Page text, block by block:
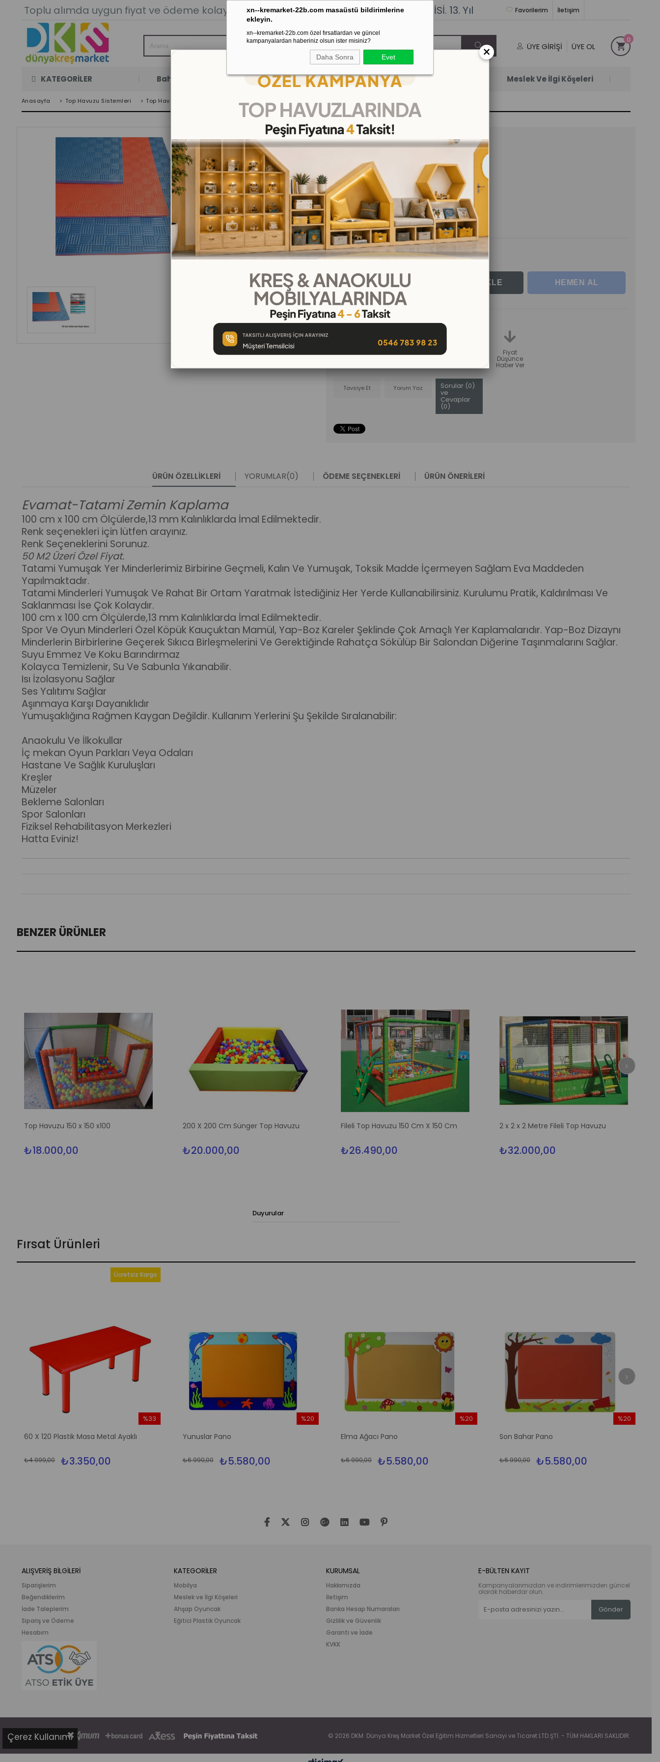
xn--kremarket-22b.com masaüstü bildirimlerine
ekleyin.
xn--kremarket-22b.com özel fırsatlardan ve güncel
kampanyalardan haberiniz olsun ister misiniz?
Daha Sonra Evet
Toplu alımda uygun fiyat ve ödeme kolaylığı. Stoktan Gönderim.% 100İADEGARANTİSİ. 13. Yıl İletişim
Favorilerim
ÜYE GIRIŞI ÜYE OL
0
KATEGORİLER Bahçe Oyun Odası Kaydırak Salıncak Tahterevalli Çok Satanlar Meslek Ve İlgi Köşeleri
Anasayfa > Top Havuzu Sistemleri > Top Havuzu Ve Trambolinler Evamat Zemin 100*100*13 mm
Evamat Zemin 100*100*13 mm
(KMZE113)
%
30
İNDIRIM
₺499,00
(KDV Dahil)
₺349,00 (KDV Dahil)
₺29,08 `den başlayan taksitlerle
İstek Listeme Fiyat
Düşünce
Haber Ver
Tavsiye Et Yorum Yaz Sorular (0)
ve
Cevaplar
(0)
ÜRÜN ÖZELLIKLERI YORUMLAR(0) ÖDEME SEÇENEKLERI ÜRÜN ÖNERILERI
Evamat-Tatami Zemin Kaplama
100 cm x 100 cm Ölçülerde,13 mm Kalınlıklarda İmal Edilmektedir.
Renk seçenekleri için lütfen arayınız.
Renk Seçeneklerini Sorunuz.
50 M2 Üzeri Özel Fiyat.
Tatami Yumuşak Yer Minderlerimiz Birbirine Geçmeli, Kalın Ve Yumuşak, Toksik Madde İçermeyen Sağlam Eva Maddeden
Yapılmaktadır.
Tatami Minderleri Yumuşak Ve Rahat Bir Ortam Yaratmak İstediğiniz Her Yerde Kullanabilirsiniz. Kurulumu Pratik, Kaldırılması Ve
Saklanması İse Çok Kolaydır.
100 cm x 100 cm Ölçülerde,13 mm Kalınlıklarda İmal Edilmektedir.
Spor Ve Oyun Minderleri Özel Köpük Kauçuktan Mamül, Yap-Boz Kareler Şeklinde Çok Amaçlı Yer Kaplamalarıdır. Yap-Boz Dizaynı
Minderlerin Birbirlerine Geçerek Sıkıca Birleşmelerini Ve Gerektiğinde Rahatça Sökülüp Bir Salondan Diğerine Taşınmalarını Sağlar.
Suyu Emmez Ve Koku Barındırmaz
Kolayca Temizlenir, Su Ve Sabunla Yıkanabilir.
Isı İzolasyonu Sağlar
Ses Yalıtımı Sağlar
Aşınmaya Karşı Dayanıklıdır
Yumuşaklığına Rağmen Kaygan Değildir. Kullanım Yerlerini Şu Şekilde Sıralanabilir:
Anaokulu Ve İlkokullar
İç mekan Oyun Parkları Veya Odaları
Hastane Ve Sağlık Kuruluşları
Kreşler
Müzeler
Bekleme Salonları
Spor Salonları
Fiziksel Rehabilitasyon Merkezleri
Hatta Eviniz!
BENZER ÜRÜNLER
Top Havuzu 150 x 150 x100
₺18.000,00
200 X 200 Cm Sünger Top Havuzu
₺20.000,00
Fileli Top Havuzu 150 Cm X 150 Cm
₺26.490,00
2 x 2 x 2 Metre Fileli Top Havuzu
₺32.000,00
Duyurular
Fırsat Ürünleri
60 X 120 Plastik Masa Metal Ayaklı
₺3.350,00
₺4.999,00
%33
Ücretsiz Kargo
Yunuslar Pano
₺5.580,00
₺6.990,00
%20
Elma Ağacı Pano
₺5.580,00
₺6.990,00
%20
Son Bahar Pano
₺5.580,00
₺6.990,00
%20
ALIŞVERİŞ BİLGİLERİ
Siparişlerim
Beğendiklerim
İade Taleplerim
Sipariş ve Ödeme
Hesabım
KATEGORİLER
Mobilya
Meslek ve İlgi Köşeleri
Ahşap Oyuncak
Eğitici Plastik Oyuncak
KURUMSAL
Hakkımızda
İletişim
Banka Hesap Numaraları
Gizlilik ve Güvenlik
Garanti ve İade
KVKK
E-BÜLTEN KAYIT
Kampanyalarımızdan ve indirimlerimizden güncel
olarak haberdar olun.
Gönder
© 2026 DKM Dünya Kreş Market Özel Eğitim Hizmetleri Sanayi ve Ticaret LTD.ŞTİ. - TÜM HAKLARI SAKLIDIR.
Çerez Kullanımı
×